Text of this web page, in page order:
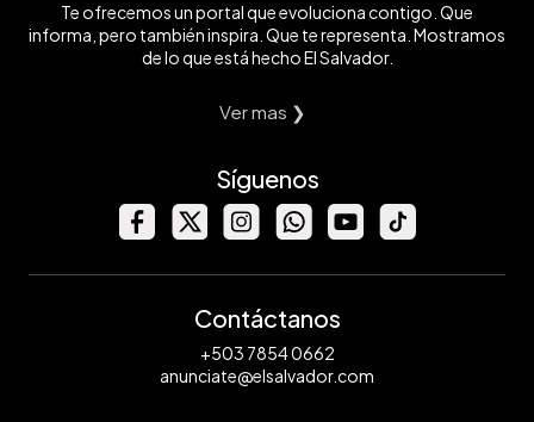
Te ofrecemos un portal que evoluciona contigo. Que
informa, pero también inspira. Que te representa. Mostramos
de lo que está hecho El Salvador.
Ver mas ❯
Síguenos
Contáctanos
+503 7854 0662
anunciate@elsalvador.com